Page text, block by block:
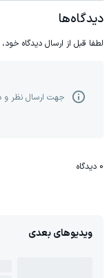
دیدگاه‌ها
لطفا قبل از ارسال دیدگاه
جهت ارسال نظر و
0 دیدگاه
ویدیوهای بعدی